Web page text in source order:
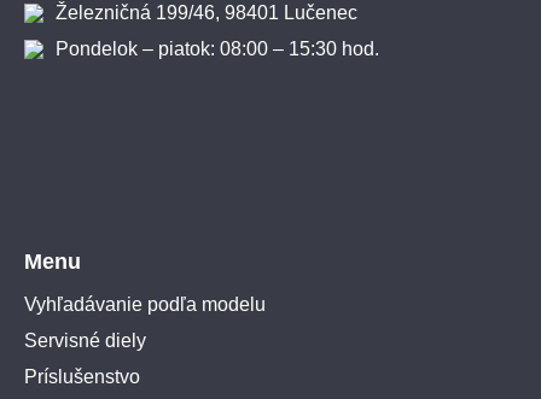
Železničná 199/46, 98401 Lučenec
Pondelok – piatok: 08:00 – 15:30 hod.
Menu
Vyhľadávanie podľa modelu
Servisné diely
Príslušenstvo